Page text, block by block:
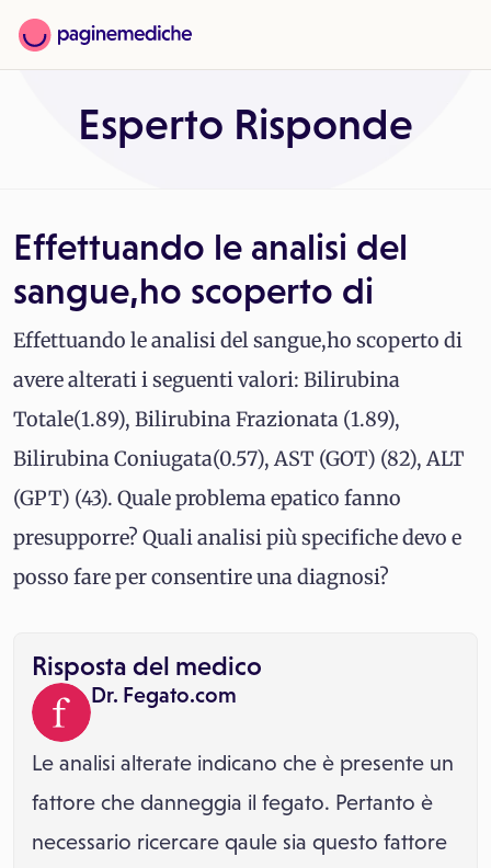
Esperto Risponde
Effettuando le analisi del
sangue,ho scoperto di
Effettuando le analisi del sangue,ho scoperto di
avere alterati i seguenti valori: Bilirubina
Totale(1.89), Bilirubina Frazionata (1.89),
Bilirubina Coniugata(0.57), AST (GOT) (82), ALT
(GPT) (43). Quale problema epatico fanno
presupporre? Quali analisi più specifiche devo e
posso fare per consentire una diagnosi?
Risposta del medico
Dr. Fegato.com
Le analisi alterate indicano che è presente un
fattore che danneggia il fegato. Pertanto è
necessario ricercare qaule sia questo fattore